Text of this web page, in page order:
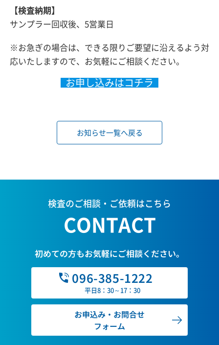
【検査納期】
サンプラー回収後、5営業日
※お急ぎの場合は、できる限りご要望に沿えるよう対
応いたしますので、お気軽にご相談ください。
お申し込みはコチラ
お知らせ一覧へ戻る
検査のご相談・ご依頼はこちら
CONTACT
初めての方もお気軽にご相談ください。
096-385-1222
平日8：30～17：30
お申込み・お問合せ
フォーム